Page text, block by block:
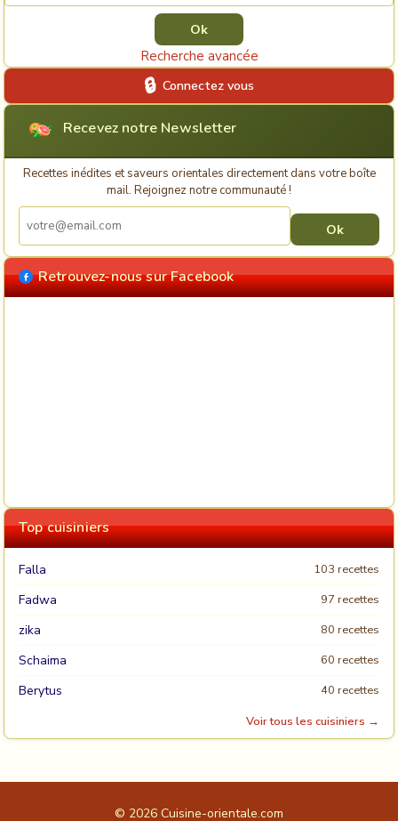
Recherche avancée
Connectez vous
Recevez notre Newsletter
Recettes inédites et saveurs orientales directement dans votre boîte
mail. Rejoignez notre communauté !
Retrouvez-nous sur Facebook
Top cuisiniers
Falla 103 recettes
Fadwa 97 recettes
zika 80 recettes
Schaima 60 recettes
Berytus
40 recettes
Voir tous les cuisiniers →
© 2026 Cuisine-orientale.com